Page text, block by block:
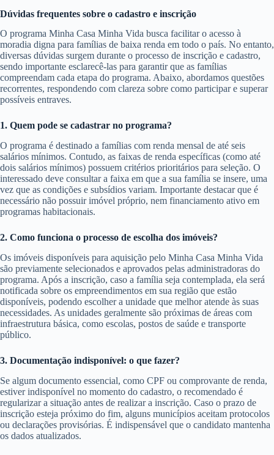
Dúvidas frequentes sobre o cadastro e inscrição
O programa Minha Casa Minha Vida busca facilitar o acesso à
moradia digna para famílias de baixa renda em todo o país. No entanto,
diversas dúvidas surgem durante o processo de inscrição e cadastro,
sendo importante esclarecê-las para garantir que as famílias
compreendam cada etapa do programa. Abaixo, abordamos questões
recorrentes, respondendo com clareza sobre como participar e superar
possíveis entraves.
1. Quem pode se cadastrar no programa?
O programa é destinado a famílias com renda mensal de até seis
salários mínimos. Contudo, as faixas de renda específicas (como até
dois salários mínimos) possuem critérios prioritários para seleção. O
interessado deve consultar a faixa em que a sua família se insere, uma
vez que as condições e subsídios variam. Importante destacar que é
necessário não possuir imóvel próprio, nem financiamento ativo em
programas habitacionais.
2. Como funciona o processo de escolha dos imóveis?
Os imóveis disponíveis para aquisição pelo Minha Casa Minha Vida
são previamente selecionados e aprovados pelas administradoras do
programa. Após a inscrição, caso a família seja contemplada, ela será
notificada sobre os empreendimentos em sua região que estão
disponíveis, podendo escolher a unidade que melhor atende às suas
necessidades. As unidades geralmente são próximas de áreas com
infraestrutura básica, como escolas, postos de saúde e transporte
público.
3. Documentação indisponível: o que fazer?
Se algum documento essencial, como CPF ou comprovante de renda,
estiver indisponível no momento do cadastro, o recomendado é
regularizar a situação antes de realizar a inscrição. Caso o prazo de
inscrição esteja próximo do fim, alguns municípios aceitam protocolos
ou declarações provisórias. É indispensável que o candidato mantenha
os dados atualizados.